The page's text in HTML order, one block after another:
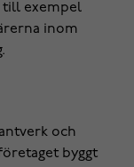
till exempel
inom
och
byggt